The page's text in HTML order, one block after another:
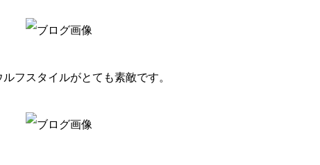
フスタイルがとても素敵です。